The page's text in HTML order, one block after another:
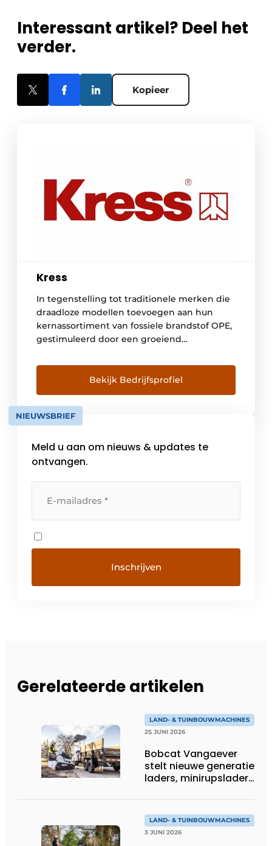
Interessant artikel? Deel het
verder.
Kopieer
Kress
In tegenstelling tot traditionele merken die
draadloze modellen toevoegen aan hun
kernassortiment van fossiele brandstof OPE,
gestimuleerd door een groeiend
een eeuw uitsluitend elektrische motoren.
Een icoon van Duitse techniek, het stond zij
aan zij met generaties professionele
gebruikers die op de betrouwbaarheid van
hun gereedschap vertrouwden. Het verhaal
Bekijk Bedrijfsprofiel
NIEUWSBRIEF
Meld u aan om nieuws & updates te
ontvangen.
Gerelateerde artikelen
LAND- & TUINBOUWMACHINES
25 JUNI 2026
Bobcat Vangaever
stelt nieuwe generatie
laders, minirupsladers
LAND- & TUINBOUWMACHINES
3 JUNI 2026